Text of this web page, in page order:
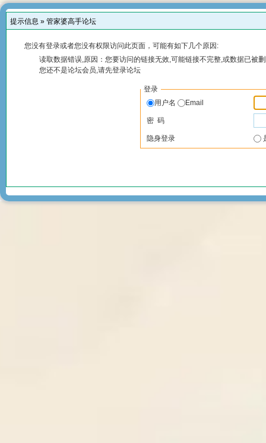
提示信息 » 管家婆高手论坛
您没有登录或者您没有权限访问此页面，可能有如下几个原因:
读取数据错误,原因：您要访问的链接无效,可能链接不完整,或数据已被
您还不是论坛会员,请先登录论坛
登录
用户名
Email
密 码
隐身登录